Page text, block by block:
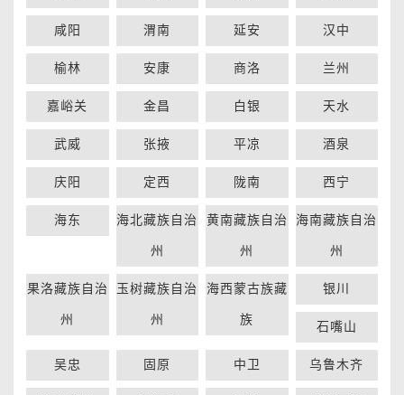
咸阳 渭南 延安 汉中
榆林 安康 商洛 兰州
嘉峪关 金昌 白银 天水
武威 张掖 平凉 酒泉
庆阳 定西 陇南 西宁
海东 海北藏族自治
州
黄南藏族自治
州
海南藏族自治
州
果洛藏族自治
州
玉树藏族自治
州
海西蒙古族藏
族
银川
石嘴山
吴忠 固原 中卫 乌鲁木齐